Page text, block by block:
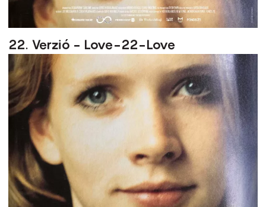
22. Verzió - Love-22-Love